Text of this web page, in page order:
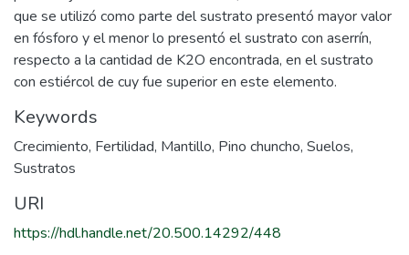
que se utilizó como parte del sustrato presentó mayor valor
en fósforo y el menor lo presentó el sustrato con aserrín,
respecto a la cantidad de K2O encontrada, en el sustrato
con estiércol de cuy fue superior en este elemento.
Keywords
Crecimiento, Fertilidad, Mantillo, Pino chuncho, Suelos,
Sustratos
URI
https://hdl.handle.net/20.500.14292/448